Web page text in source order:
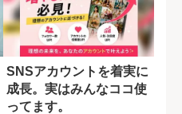
SNSアカウントを着実に
成長。実はみんなココ使
ってます。